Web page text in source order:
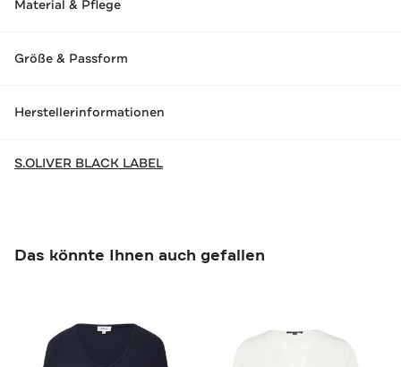
Material & Pflege
Größe & Passform
Herstellerinformationen
S.OLIVER BLACK LABEL
Das könnte Ihnen auch gefallen